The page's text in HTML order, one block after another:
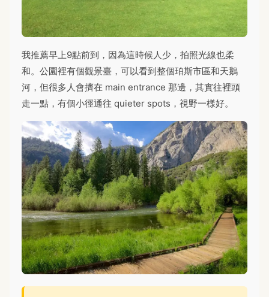
我推薦早上9點前到，因為這時候人少，拍照光線也柔
和。公園裡有個觀景臺，可以看到整個珀斯市區和天鵝
河，但很多人會擠在 main entrance 那邊，其實往裡頭
走一點，有個小徑通往 quieter spots，視野一樣好。